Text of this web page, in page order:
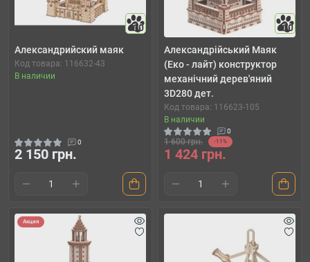
10
Александрийский маяк
Код товара: 116632-43
В наличии
0
2 150 грн.
10
Александрійський Маяк
(Еко - лайт) конструктор
механічний дерев'яний
3D280 дет.
Код товара: 116623-105
В наличии
0
1 600 грн. -11%
1 424 грн.
Акция